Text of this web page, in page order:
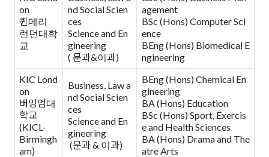
on
퀸메리
런던대학
교
nd Social Scien
ces
Science and En
gineering
( 문과&이과)
agement
BSc (Hons) Computer Sci
ence
BEng (Hons) Biomedical E
ngineering
KIC Lond
on
버밍엄대
학교
(KICL-
Birmingh
am)
Business, Law a
nd Social Scien
ces
Science and En
gineering
(문과 & 이과)
BEng (Hons) Chemical En
gineering
BA (Hons) Education
BSc (Hons) Sport, Exercis
e and Health Sciences
BA (Hons) Drama and The
atre Arts